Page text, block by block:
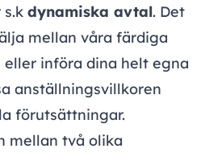
dynamiska avtal. Det
mellan våra färdiga
eller införa dina helt egna
anställningsvillkoren
förutsättningar.
mellan två olika